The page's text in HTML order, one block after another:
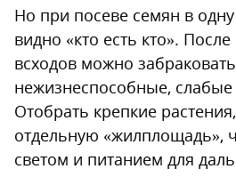
Но при посеве семян в
видно «кто есть кто».
всходов можно забраковать
нежизнеспособные,
Отобрать крепкие
отдельную «жилплощадь»,
светом и питанием для